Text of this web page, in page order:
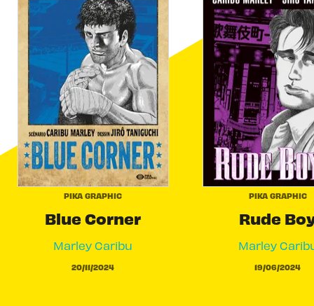
PIKA GRAPHIC
Blue Corner
Marley Caribu
20/11/2024
PIKA GRAPHIC
Rude
Marley
19/06/2024